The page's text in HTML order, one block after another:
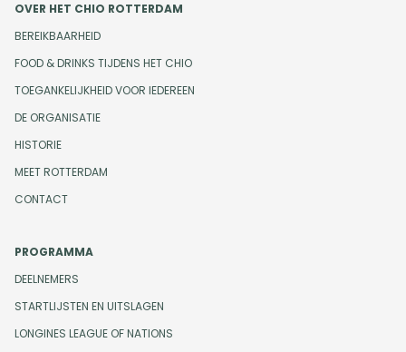
OVER HET CHIO ROTTERDAM
BEREIKBAARHEID
FOOD & DRINKS TIJDENS HET CHIO
TOEGANKELIJKHEID VOOR IEDEREEN
DE ORGANISATIE
HISTORIE
MEET ROTTERDAM
CONTACT
PROGRAMMA
DEELNEMERS
STARTLIJSTEN EN UITSLAGEN
LONGINES LEAGUE OF NATIONS